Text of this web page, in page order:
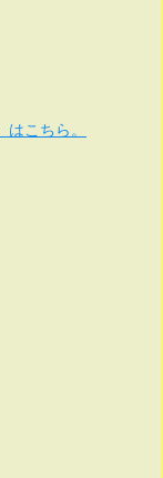
こちら。